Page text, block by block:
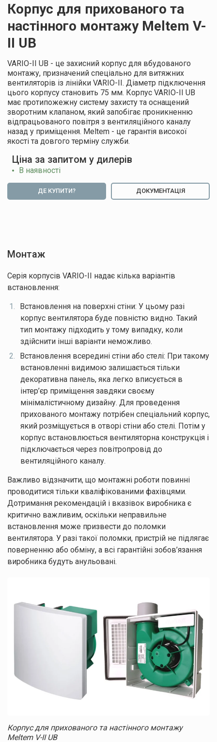
Корпус для прихованого та
настінного монтажу Meltem V-
II UB
VARIO-II UB - це захисний корпус для вбудованого
монтажу, призначений спеціально для витяжних
вентиляторів із лінійки VARIO-II. Діаметр підключення
цього корпусу становить 75 мм. Корпус VARIO-II UB
має протипожежну систему захисту та оснащений
зворотним клапаном, який запобігає проникненню
відпрацьованого повітря з вентиляційного каналу
назад у приміщення. Meltem - це гарантія високої
якості та довгого терміну служби.
Ціна за запитом у дилерів
В наявності
ДЕ КУПИТИ? ДОКУМЕНТАЦІЯ
Монтаж
Серія корпусів VARIO-II надає кілька варіантів
встановлення:
Встановлення на поверхні стіни: У цьому разі
корпус вентилятора буде повністю видно. Такий
тип монтажу підходить у тому випадку, коли
здійснити інші варіанти неможливо.
Встановлення всередині стіни або стелі: При такому
встановленні видимою залишається тільки
декоративна панель, яка легко вписується в
інтер’єр приміщення завдяки своєму
мінімалістичному дизайну. Для проведення
прихованого монтажу потрібен спеціальний корпус,
який розміщується в отворі стіни або стелі. Потім у
корпус встановлюється вентиляторна конструкція і
підключається через повітропровід до
вентиляційного каналу.
Важливо відзначити, що монтажні роботи повинні
проводитися тільки кваліфікованими фахівцями.
Дотримання рекомендацій і вказівок виробника є
критично важливим, оскільки неправильне
встановлення може призвести до поломки
вентилятора. У разі такої поломки, пристрій не підлягає
поверненню або обміну, а всі гарантійні зобов’язання
виробника будуть анульовані.
Корпус для прихованого та настінного монтажу
Meltem V-II UB